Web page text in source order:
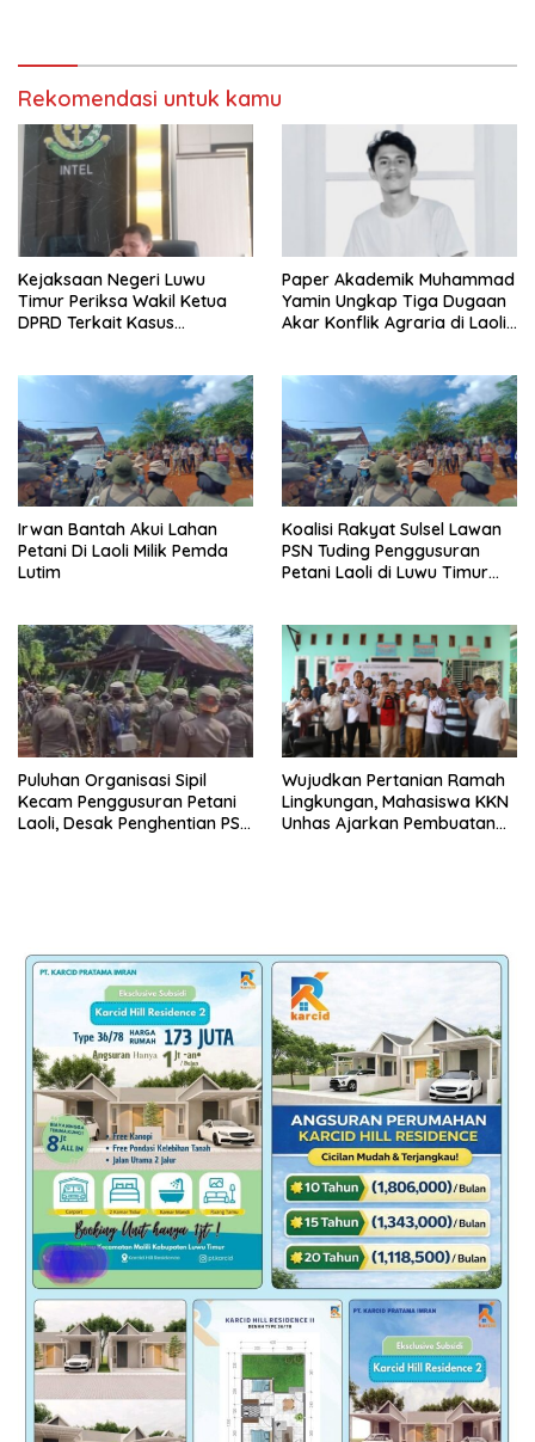
Rekomendasi untuk kamu
Kejaksaan Negeri Luwu
Timur Periksa Wakil Ketua
DPRD Terkait Kasus
Paper Akademik Muhammad
Yamin Ungkap Tiga Dugaan
Akar Konflik Agraria di Laoli
Irwan Bantah Akui Lahan
Petani Di Laoli Milik Pemda
Lutim
Koalisi Rakyat Sulsel Lawan
PSN Tuding Penggusuran
Petani Laoli di Luwu Timur
Puluhan Organisasi Sipil
Kecam Penggusuran Petani
Laoli, Desak Penghentian PSN
Wujudkan Pertanian Ramah
Lingkungan, Mahasiswa KKN
Unhas Ajarkan Pembuatan